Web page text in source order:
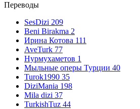
Переводы
SesDizi 209
Beni Birakma 2
Ирина Котова 111
AveTurk 77
Нурмухаметов 1
Мыльные оперы Турции 40
Turok1990 35
DiziMania 198
Mila dizi 37
TurkishTuz 44